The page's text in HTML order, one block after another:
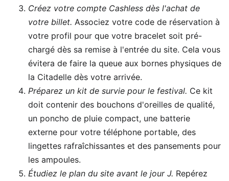
Créez votre compte Cashless dès l'achat de
votre billet. Associez votre code de réservation à
votre profil pour que votre bracelet soit pré-
chargé dès sa remise à l'entrée du site. Cela vous
évitera de faire la queue aux bornes physiques de
la Citadelle dès votre arrivée.
Préparez un kit de survie pour le festival. Ce kit
doit contenir des bouchons d'oreilles de qualité,
un poncho de pluie compact, une batterie
externe pour votre téléphone portable, des
lingettes rafraîchissantes et des pansements pour
les ampoules.
Étudiez le plan du site avant le jour J. Repérez